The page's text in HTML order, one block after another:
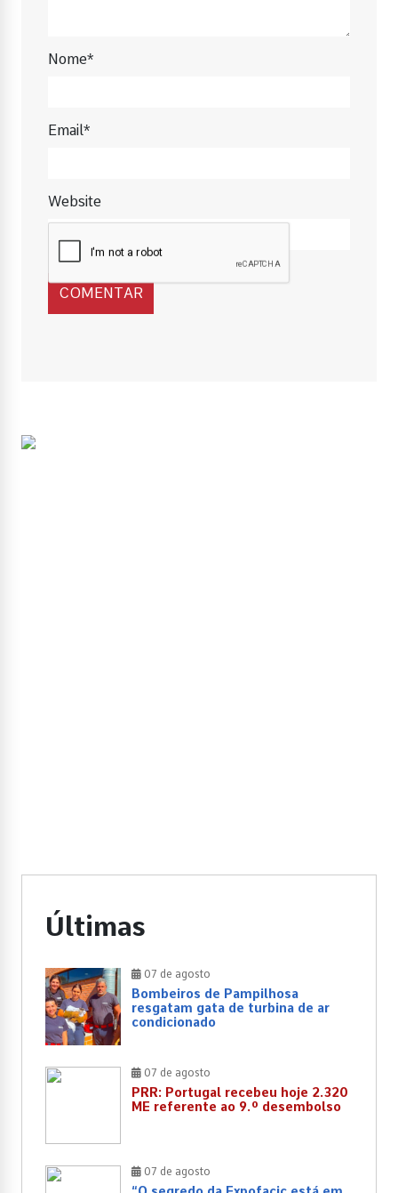
Nome*
Email*
Website
Últimas
07 de agosto
Bombeiros de Pampilhosa
resgatam gata de turbina de ar
condicionado
07 de agosto
PRR: Portugal recebeu hoje 2.320
ME referente ao 9.º desembolso
07 de agosto